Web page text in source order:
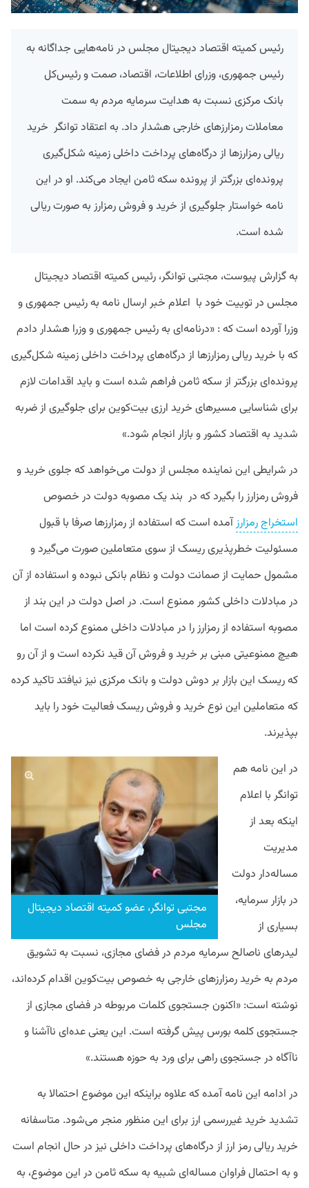
رئیس کمیته اقتصاد دیجیتال مجلس در نامه‌هایی جداگانه به
رئیس جمهوری، وزرای اطلاعات، اقتصاد، صمت و رئیس‌کل
بانک مرکزی نسبت به هدایت سرمایه مردم به سمت
معاملات رمزارزهای خارجی هشدار داد. به اعتقاد توانگر خرید
ریالی رمزارزها از درگاه‌های پرداخت داخلی زمینه شکل‌گیری
پرونده‌ای بزرگتر از پرونده سکه ثامن ایجاد می‌کند. او در این
نامه خواستار جلوگیری از خرید و فروش رمزارز به صورت ریالی
شده است.
به گزارش پیوست، مجتبی توانگر، رئیس کمیته اقتصاد دیجیتال
مجلس در توییت خود با اعلام خبر ارسال نامه به رئیس جمهوری و
وزرا آورده است که : «درنامه‌ای به رئیس جمهوری و وزرا هشدار دادم
که با خرید ریالی رمزارزها از درگاه‌های پرداخت داخلی زمینه شکل‌گیری
پرونده‌ای بزرگتر از سکه ثامن فراهم شده است و باید اقدامات لازم
برای شناسایی مسیرهای خرید ارزی بیت‌کوین برای جلوگیری از ضربه
شدید به اقتصاد کشور و بازار انجام شود.»
در شرایطی این نماینده مجلس از دولت می‌خواهد که جلوی خرید و
فروش رمزارز را بگیرد که در بند یک مصوبه دولت در خصوص
استخراج رمزارزآمده است که استفاده از رمزارزها صرفا با قبول
مسئولیت خطرپذیری ریسک از سوی متعاملین صورت می‌گیرد و
مشمول حمایت از صمانت دولت و نظام بانکی نبوده و استفاده از آن
در مبادلات داخلی کشور ممنوع است. در اصل دولت در این بند از
مصوبه استفاده از رمزارز را در مبادلات داخلی ممنوع کرده است اما
هیچ ممنوعیتی مبنی بر خرید و فروش آن قید نکرده است و از آن رو
که ریسک این بازار بر دوش دولت و بانک مرکزی نیز نیافتد تاکید کرده
که متعاملین این نوع خرید و فروش ریسک فعالیت خود را باید
بپذیرند.
مجتبی توانگر، عضو کمیته اقتصاد دیجیتال
مجلس
در این نامه هم
توانگر با اعلام
اینکه بعد از
مدیریت
مساله‌دار دولت
در بازار سرمایه،
بسیاری از
لیدرهای ناصالح سرمایه مردم در فضای مجازی، نسبت به تشویق
مردم به خرید رمزارزهای خارجی به خصوص بیت‌کوین اقدام کرده‌اند،
نوشته است: «اکنون جستجوی کلمات مربوطه در فضای مجازی از
جستجوی کلمه بورس پیش گرفته است. این یعنی عده‌ای ناآشنا و
ناآگاه در جستجوی راهی برای ورد به حوزه هستند.»
در ادامه این نامه آمده که علاوه براینکه این موضوع احتمالا به
تشدید خرید غیررسمی ارز برای این منظور منجر می‌شود. متاسفانه
خرید ریالی رمز ارز از درگاه‌های پرداخت داخلی نیز در حال انجام است
و به احتمال فراوان مساله‌ای شبیه به سکه ثامن در این موضوع، به